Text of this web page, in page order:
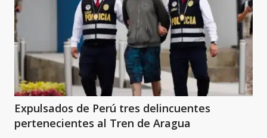
Expulsados de Perú tres delincuentes
pertenecientes al Tren de Aragua